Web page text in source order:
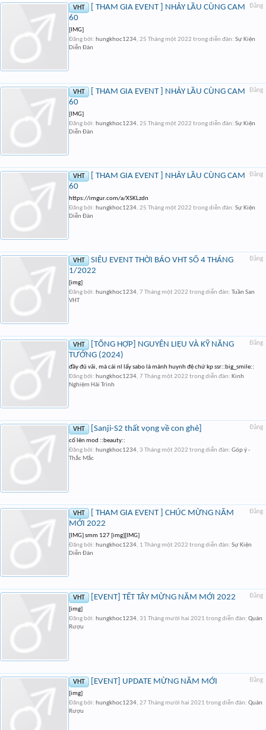
Đăng
VHT
[ THAM GIA EVENT ] NHẢY LẦU CÙNG CAM
60
[IMG]
Đăng bởi: hungkhoc1234, 25 Tháng một 2022 trong diễn đàn: Sự Kiện
Diễn Đàn
Đăng
VHT
[ THAM GIA EVENT ] NHẢY LẦU CÙNG CAM
60
[IMG]
Đăng bởi: hungkhoc1234, 25 Tháng một 2022 trong diễn đàn: Sự Kiện
Diễn Đàn
Đăng
VHT
[ THAM GIA EVENT ] NHẢY LẦU CÙNG CAM
60
https://imgur.com/a/XSKLzdn
Đăng bởi: hungkhoc1234, 25 Tháng một 2022 trong diễn đàn: Sự Kiện
Diễn Đàn
Đăng
VHT
SIÊU EVENT THỜI BÁO VHT SỐ 4 THÁNG
1/2022
[img]
Đăng bởi: hungkhoc1234, 7 Tháng một 2022 trong diễn đàn: Tuần San
VHT
Đăng
VHT
[TỔNG HỢP] NGUYÊN LIỆU VÀ KỸ NĂNG
TƯỚNG (2024)
đầy đủ vãi, mà cái nl lấy sabo là mảnh huynh đệ chứ kp ssr::big_smile::
Đăng bởi: hungkhoc1234, 7 Tháng một 2022 trong diễn đàn: Kinh
Nghiệm Hải Trình
Đăng
VHT [Sanji-S2 thất vọng về con ghẻ]
cố lên mod ::beauty::
Đăng bởi: hungkhoc1234, 3 Tháng một 2022 trong diễn đàn: Góp ý -
Thắc Mắc
Đăng
VHT
[ THAM GIA EVENT ] CHÚC MỪNG NĂM
MỚI 2022
[IMG] smm 127 [img][IMG]
Đăng bởi: hungkhoc1234, 1 Tháng một 2022 trong diễn đàn: Sự Kiện
Diễn Đàn
Đăng
VHT [EVENT] TẾT TÂY MỪNG NĂM MỚI 2022
[img]
Đăng bởi: hungkhoc1234, 31 Tháng mười hai 2021 trong diễn đàn: Quán
Rượu
Đăng
VHT [EVENT] UPDATE MỪNG NĂM MỚI
[img]
Đăng bởi: hungkhoc1234, 27 Tháng mười hai 2021 trong diễn đàn: Quán
Rượu